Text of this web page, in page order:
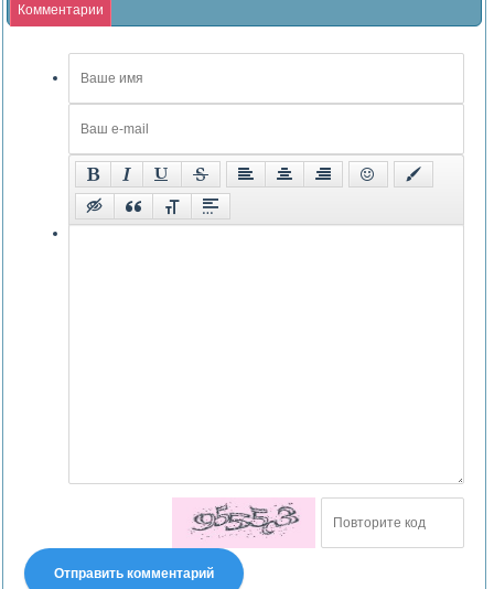
Комментарии
Отправить комментарий